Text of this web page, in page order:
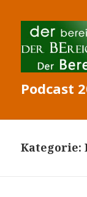
Podcast
Kategorie: